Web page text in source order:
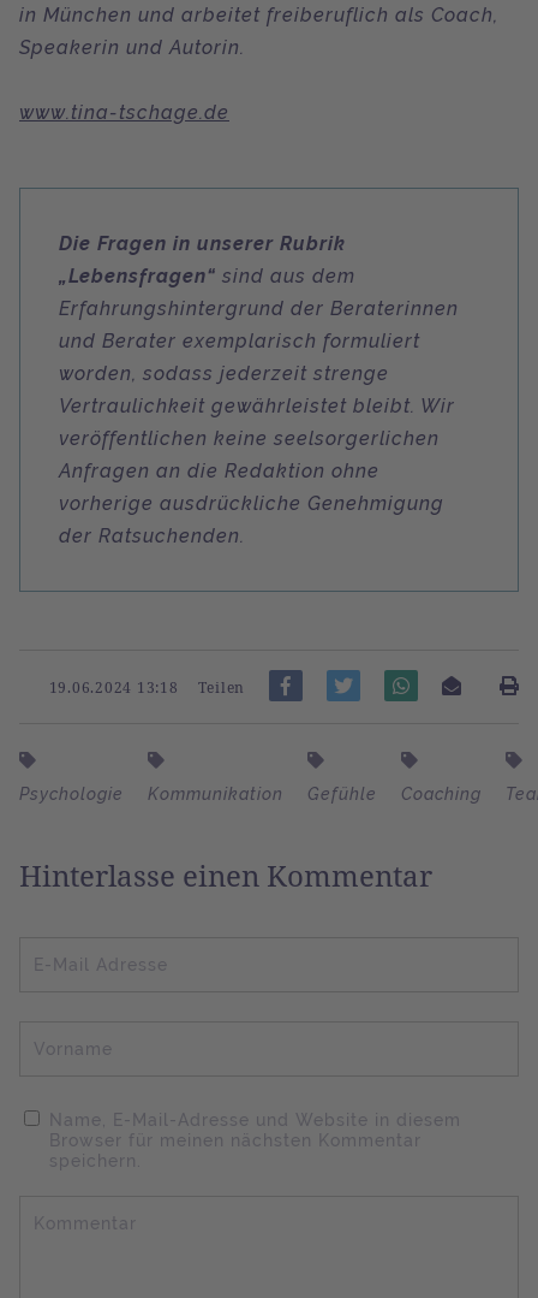
in München und arbeitet freiberuflich als Coach,
Speakerin und Autorin.
www.tina-tschage.de
Die Fragen in unserer Rubrik
„Lebensfragen“ sind aus dem
Erfahrungshintergrund der Beraterinnen
und Berater exemplarisch formuliert
worden, sodass jederzeit strenge
Vertraulichkeit gewährleistet bleibt. Wir
veröffentlichen keine seelsorgerlichen
Anfragen an die Redaktion ohne
vorherige ausdrückliche Genehmigung
der Ratsuchenden.
19.06.2024 13:18 Teilen
Psychologie Kommunikation Gefühle Coaching
Hinterlasse einen Kommentar
E-Mail Adresse
Vorname
Name, E-Mail-Adresse und Website in diesem
Browser für meinen nächsten Kommentar
speichern.
Kommentar